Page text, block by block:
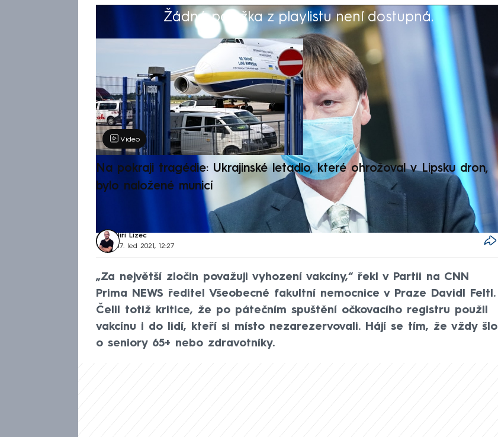
Žádná položka z playlistu není dostupná.
Výběr redakce
Video
Na pokraji tragédie: Ukrajinské letadlo, které ohrožoval v Lipsku dron,
bylo naložené municí
Jiří Lizec
17. led 2021, 12:27
„Za největší zločin považuji vyhození vakcíny,“ řekl v Partii na CNN
Prima NEWS ředitel Všeobecné fakultní nemocnice v Praze Davidl Feltl.
Čelil totiž kritice, že po pátečním spuštění očkovacího registru použil
vakcínu i do lidí, kteří si místo nezarezervovali. Hájí se tím, že vždy šlo
o seniory 65+ nebo zdravotníky.